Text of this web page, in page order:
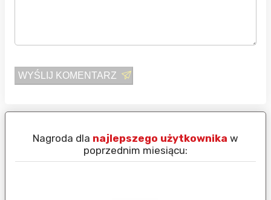
WYŚLIJ KOMENTARZ
Nagroda dla najlepszego użytkownika w
poprzednim miesiącu: